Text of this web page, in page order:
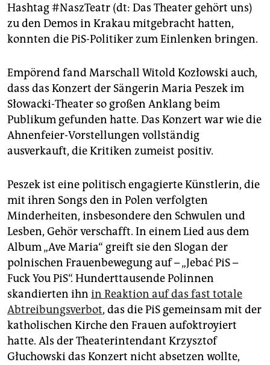
Hashtag #NaszTeatr (dt: Das Theater gehört uns)
zu den Demos in Krakau mitgebracht hatten,
konnten die PiS-Politiker zum Einlenken bringen.
Empörend fand Marschall Witold Kozłowski auch,
dass das Konzert der Sängerin Maria Peszek im
Słowacki-Theater so großen Anklang beim
Publikum gefunden hatte. Das Konzert war wie die
Ahnenfeier-Vorstellungen vollständig
ausverkauft, die Kritiken zumeist positiv.
Peszek ist eine politisch engagierte Künstlerin, die
mit ihren Songs den in Polen verfolgten
Minderheiten, insbesondere den Schwulen und
Lesben, Gehör verschafft. In einem Lied aus dem
Album „Ave Maria“ greift sie den Slogan der
polnischen Frauenbewegung auf – „Jebać PiS –
Fuck You PiS“. Hunderttausende Polinnen
skandierten ihn in Reaktion auf das fast totale
Abtreibungsverbot, das die PiS gemeinsam mit der
katholischen Kirche den Frauen aufoktroyiert
hatte. Als der Theaterintendant Krzysztof
Głuchowski das Konzert nicht absetzen wollte,